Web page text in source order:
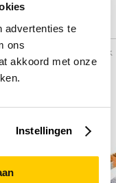
advertenties te
ons
akkoord met onze
Instellingen
Vergelijk